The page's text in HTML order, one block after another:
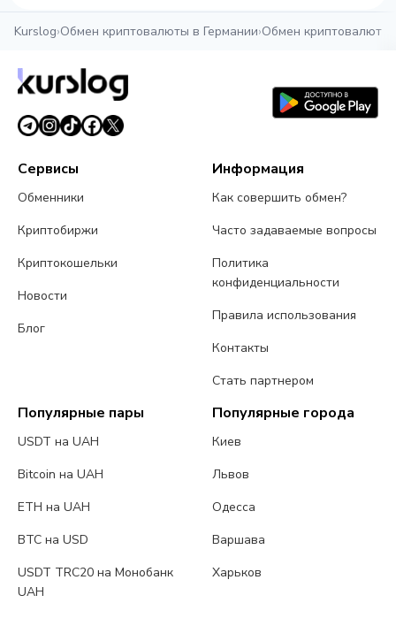
Kurslog›Обмен криптовалюты в Германии›Обмен криптовалюты
Сервисы
Обменники
Криптобиржи
Криптокошельки
Новости
Блог
Информация
Как совершить обмен?
Часто задаваемые вопросы
Политика
конфиденциальности
Правила использования
Контакты
Стать партнером
Популярные пары
USDT на UAH
Bitcoin на UAH
ETH на UAH
BTC на USD
USDT TRC20 на Монобанк
UAH
Популярные города
Киев
Львов
Одесса
Варшава
Харьков